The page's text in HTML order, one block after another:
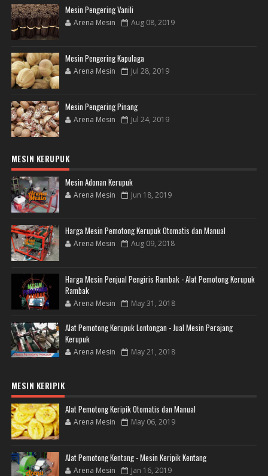
Mesin Pengering Vanili
Arena Mesin Aug 08, 2019
Mesin Pengering Kapulaga
Arena Mesin Jul 28, 2019
Mesin Pengering Pinang
Arena Mesin Jul 24, 2019
MESIN KERUPUK
Mesin Adonan Kerupuk
Arena Mesin Jun 18, 2019
Harga Mesin Pemotong Kerupuk Otomatis dan Manual
Arena Mesin Aug 09, 2018
Harga Mesin Penjual Pengiris Rambak - Alat Pemotong Kerupuk
Rambak
Arena Mesin May 31, 2018
Alat Pemotong Kerupuk Lontongan - Jual Mesin Perajang
Kerupuk
Arena Mesin May 21, 2018
MESIN KERIPIK
Alat Pemotong Keripik Otomatis dan Manual
Arena Mesin May 06, 2019
Alat Pemotong Kentang - Mesin Keripik Kentang
Arena Mesin Jan 16, 2019